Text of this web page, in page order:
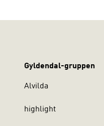
Gyldendal-gruppen
Alvilda
highlight